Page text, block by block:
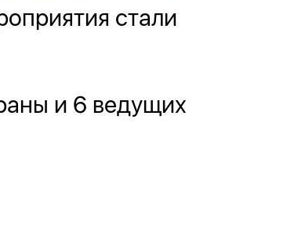
стали
и 6 ведущих